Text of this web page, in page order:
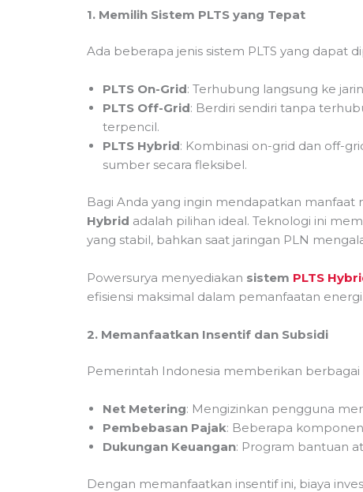
1. Memilih Sistem PLTS yang Tepat
Ada beberapa jenis sistem PLTS yang dapat
PLTS On-Grid: Terhubung langsung ke
PLTS Off-Grid: Berdiri sendiri tanpa
terpencil.
PLTS Hybrid: Kombinasi on-grid dan off-
sumber secara fleksibel.
Bagi Anda yang ingin mendapatkan manfaat
Hybrid adalah pilihan ideal. Teknologi ini
yang stabil, bahkan saat jaringan PLN
Powersurya menyediakan sistem PLTS
efisiensi maksimal dalam pemanfaatan energi
2. Memanfaatkan Insentif dan Subsidi
Pemerintah Indonesia memberikan berbagai
Net Metering: Mengizinkan pengguna
Pembebasan Pajak: Beberapa
Dukungan Keuangan: Program bantuan
Dengan memanfaatkan insentif ini, biaya